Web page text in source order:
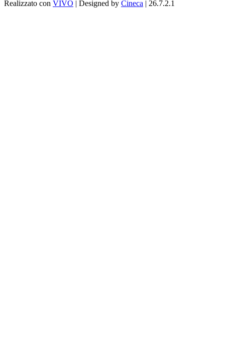
Realizzato con VIVO | Designed by Cineca | 26.7.2.1